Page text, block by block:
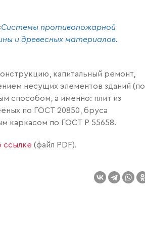
Системы противопожарной
и древесных материалов.
капитальный ремонт,
несущих элементов зданий (по
способом, а именно: плит из
по ГОСТ 20850, бруса
каркасом по ГОСТ Р 55658.
ссылке (файл PDF).